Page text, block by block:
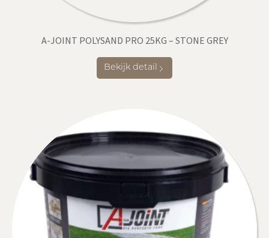
A-JOINT POLYSAND PRO 25KG – STONE GREY
Bekijk detail